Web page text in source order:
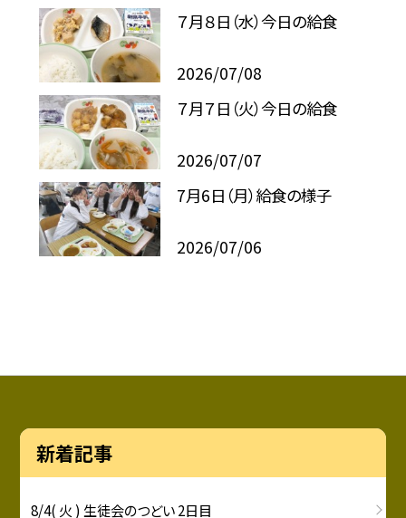
７月８日（水）今日の給食
2026/07/08
７月７日（火）今日の給食
2026/07/07
7月6日（月）給食の様子
2026/07/06
新着記事
8/4( 火 ) 生徒会のつどい 2日目